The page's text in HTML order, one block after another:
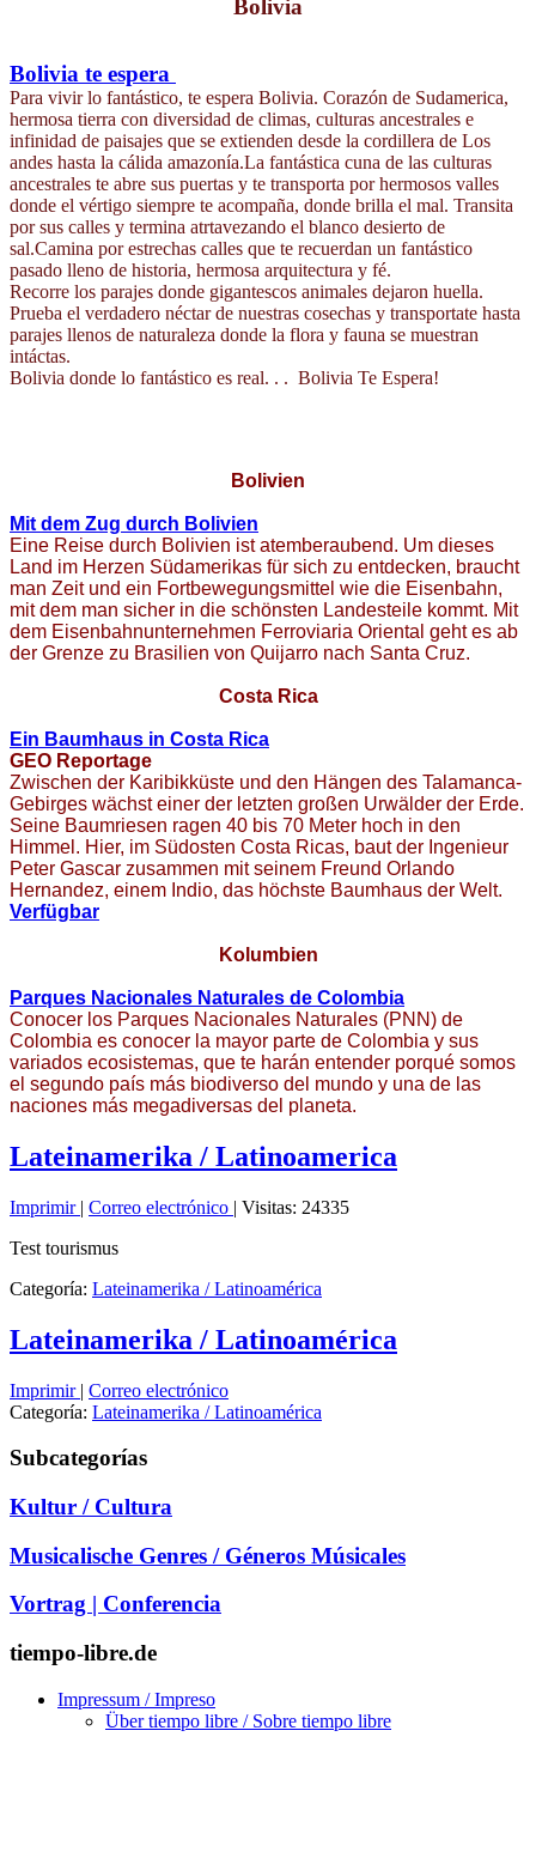
Bolivia
Bolivia te espera
Para vivir lo fantástico, te espera Bolivia. Corazón de Sudamerica,
hermosa tierra con diversidad de climas, culturas ancestrales e
infinidad de paisajes que se extienden desde la cordillera de Los
andes hasta la cálida amazonía.La fantástica cuna de las culturas
ancestrales te abre sus puertas y te transporta por hermosos valles
donde el vértigo siempre te acompaña, donde brilla el mal. Transita
por sus calles y termina atrtavezando el blanco desierto de
sal.Camina por estrechas calles que te recuerdan un fantástico
pasado lleno de historia, hermosa arquitectura y fé.
Recorre los parajes donde gigantescos animales dejaron huella.
Prueba el verdadero néctar de nuestras cosechas y transportate hasta
parajes llenos de naturaleza donde la flora y fauna se muestran
intáctas.
Bolivia donde lo fantástico es real. . . Bolivia Te Espera!
Bolivien
Mit dem Zug durch Bolivien
Eine Reise durch Bolivien ist atemberaubend. Um dieses
Land im Herzen Südamerikas für sich zu entdecken, braucht
man Zeit und ein Fortbewegungsmittel wie die Eisenbahn,
mit dem man sicher in die schönsten Landesteile kommt. Mit
dem Eisenbahnunternehmen Ferroviaria Oriental geht es ab
der Grenze zu Brasilien von Quijarro nach Santa Cruz.
Costa Rica
Ein Baumhaus in Costa Rica
GEO Reportage
Zwischen der Karibikküste und den Hängen des Talamanca-
Gebirges wächst einer der letzten großen Urwälder der Erde.
Seine Baumriesen ragen 40 bis 70 Meter hoch in den
Himmel. Hier, im Südosten Costa Ricas, baut der Ingenieur
Peter Gascar zusammen mit seinem Freund Orlando
Hernandez, einem Indio, das höchste Baumhaus der Welt.
Verfügbar
Kolumbien
Parques Nacionales Naturales de Colombia
Conocer los Parques Nacionales Naturales (PNN) de
Colombia es conocer la mayor parte de Colombia y sus
variados ecosistemas, que te harán entender porqué somos
el segundo país más biodiverso del mundo y una de las
naciones más megadiversas del planeta.
Lateinamerika / Latinoamerica
Imprimir | Correo electrónico | Visitas: 24335
Test tourismus
Categoría: Lateinamerika / Latinoamérica
Lateinamerika / Latinoamérica
Imprimir | Correo electrónico
Categoría: Lateinamerika / Latinoamérica
Subcategorías
Kultur / Cultura
Musicalische Genres / Géneros Músicales
Vortrag | Conferencia
tiempo-libre.de
Impressum / Impreso
Über tiempo libre / Sobre tiempo libre